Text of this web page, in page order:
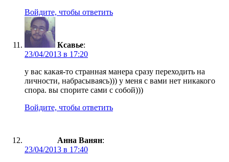
Войдите, чтобы ответить
Ксавье:
23/04/2013 в 17:20
у вас какая-то странная манера сразу переходить на
личности, набрасываясь))) у меня с вами нет никакого
спора. вы спорите сами с собой)))
Войдите, чтобы ответить
Анна Ванян:
23/04/2013 в 17:40